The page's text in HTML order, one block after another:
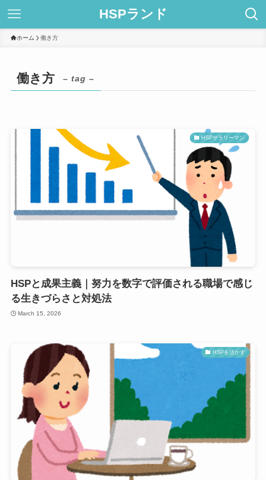
HSPランド
ホーム 働き方
働き方 – tag –
HSPサラリーマン
HSPと成果主義｜努力を数字で評価される職場で感じ
る生きづらさと対処法
March 15, 2026
HSPを活かす